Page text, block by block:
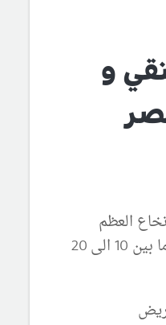
و
العظم
لمرضى الثلاسيميا هي ما بين 10 الى 20